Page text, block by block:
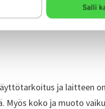
Salli
ja laitteen
Myös koko ja muoto